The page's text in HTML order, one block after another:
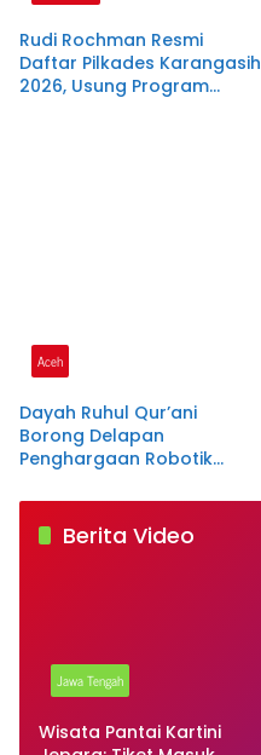
Rudi Rochman Resmi
Daftar Pilkades Karangasih
2026, Usung Program
Aceh
Dayah Ruhul Qur’ani
Borong Delapan
Penghargaan Robotik
Berita Video
Jawa Tengah
Wisata Pantai Kartini